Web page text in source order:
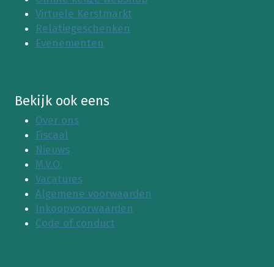
Virtuele Kerstmarkt
Relatiegeschenken
Evenementen
Bekijk ook eens
Over ons
Fiscaal
Nieuws
M.V.O.
Vacatures
Algemene voorwaarden
Inkoopvoorwaarden
Code of conduct